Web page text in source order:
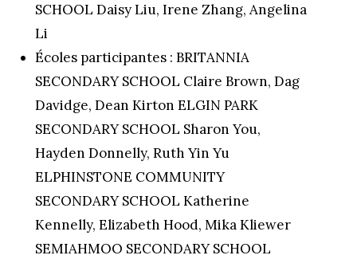
SCHOOL Daisy Liu, Irene Zhang, Angelina
Li
Écoles participantes : BRITANNIA
SECONDARY SCHOOL Claire Brown, Dag
Davidge, Dean Kirton ELGIN PARK
SECONDARY SCHOOL Sharon You,
Hayden Donnelly, Ruth Yin Yu
ELPHINSTONE COMMUNITY
SECONDARY SCHOOL Katherine
Kennelly, Elizabeth Hood, Mika Kliewer
SEMIAHMOO SECONDARY SCHOOL